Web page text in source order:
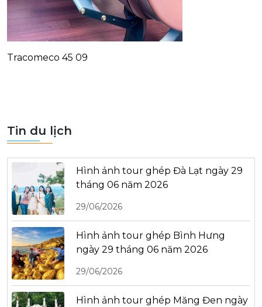
Tracomeco 45 09
Tin du lịch
Hình ảnh tour ghép Đà Lạt ngày 29
tháng 06 năm 2026
29/06/2026
Hình ảnh tour ghép Bình Hưng
ngày 29 tháng 06 năm 2026
29/06/2026
Hình ảnh tour ghép Măng Đen ngày